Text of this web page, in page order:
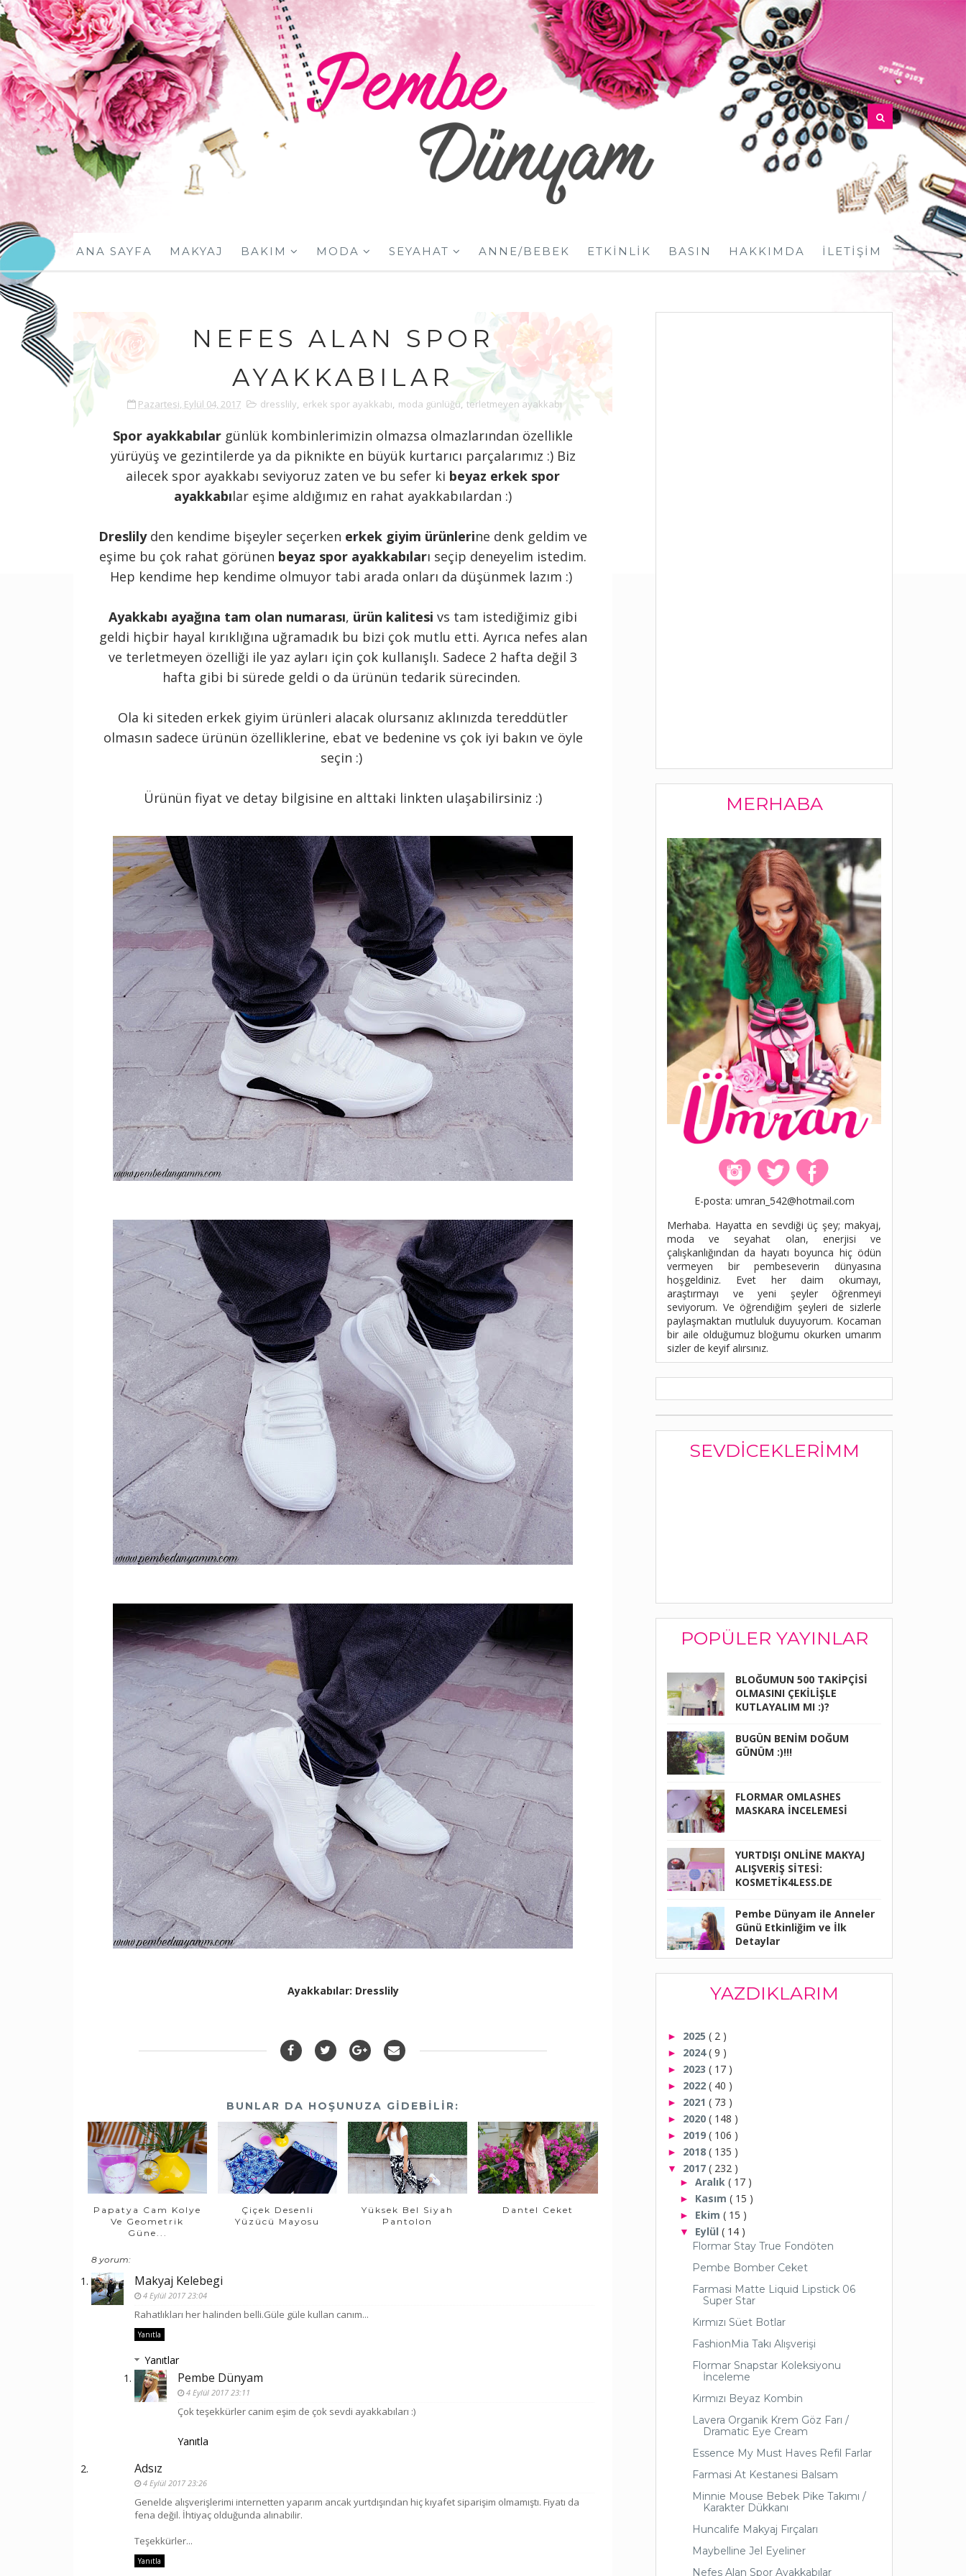
ANA SAYFA MAKYAJ BAKIM MODA SEYAHAT ANNE/BEBEK ETKINLIK BASIN HAKKIMDA İLETIŞIM
NEFES ALAN SPOR
AYAKKABILAR
Pazartesi, Eylül 04, 2017 dresslily, erkek spor ayakkabı, moda günlüğü, terletmeyen ayakkabı
Spor ayakkabılar günlük kombinlerimizin olmazsa olmazlarından özellikle
yürüyüş ve gezintilerde ya da piknikte en büyük kurtarıcı parçalarımız :) Biz
ailecek spor ayakkabı seviyoruz zaten ve bu sefer ki beyaz erkek spor
ayakkabılar eşime aldığımız en rahat ayakkabılardan :)
Dreslilyden kendime bişeyler seçerken erkek giyim ürünlerine denk geldim ve
eşime bu çok rahat görünen beyaz spor ayakkabıları seçip deneyelim istedim.
Hep kendime hep kendime olmuyor tabi arada onları da düşünmek lazım :)
Ayakkabı ayağına tam olan numarası, ürün kalitesi vs tam istediğimiz gibi
geldi hiçbir hayal kırıklığına uğramadık bu bizi çok mutlu etti. Ayrıca nefes alan
ve terletmeyen özelliği ile yaz ayları için çok kullanışlı. Sadece 2 hafta değil 3
hafta gibi bi sürede geldi o da ürünün tedarik sürecinden.
Ola ki siteden erkek giyim ürünleri alacak olursanız aklınızda tereddütler
olmasın sadece ürünün özelliklerine, ebat ve bedenine vs çok iyi bakın ve öyle
seçin :)
Ürünün fiyat ve detay bilgisine en alttaki linkten ulaşabilirsiniz :)
Ayakkabılar: Dresslily
BUNLAR DA HOŞUNUZA GIDEBILIR:
Papatya Cam Kolye
Ve Geometrik
Güne...
Çiçek Desenli
Yüzücü Mayosu
Yüksek Bel Siyah
Pantolon
Dantel Ceket
8 yorum:
Makyaj Kelebegi
4 Eylül 2017 23:04
Rahatlıkları her halinden belli.Güle güle kullan canım...
Yanıtla
Yanıtlar
Pembe Dünyam
4 Eylül 2017 23:11
Çok teşekkürler canim eşim de çok sevdi ayakkabıları :)
Yanıtla
Adsız
4 Eylül 2017 23:26
Genelde alışverişlerimi internetten yaparım ancak yurtdışından hiç kıyafet siparişim olmamıştı. Fiyatı da
fena değil. İhtiyaç olduğunda alınabilir.
Teşekkürler...
Yanıtla
MERHABA
E-posta: umran_542@hotmail.com
Merhaba. Hayatta en sevdiği üç şey; makyaj,
moda ve seyahat olan, enerjisi ve
çalışkanlığından da hayatı boyunca hiç ödün
vermeyen bir pembeseverin dünyasına
hoşgeldiniz. Evet her daim okumayı,
araştırmayı ve yeni şeyler öğrenmeyi
seviyorum. Ve öğrendiğim şeyleri de sizlerle
paylaşmaktan mutluluk duyuyorum. Kocaman
bir aile olduğumuz bloğumu okurken umarım
sizler de keyif alırsınız.
SEVDICEKLERIMM
POPÜLER YAYINLAR
BLOĞUMUN 500 TAKİPÇİSİ
OLMASINI ÇEKİLİŞLE
KUTLAYALIM MI :)?
BUGÜN BENİM DOĞUM
GÜNÜM :)!!!
FLORMAR OMLASHES
MASKARA İNCELEMESİ
YURTDIŞI ONLİNE MAKYAJ
ALIŞVERİŞ SİTESİ:
KOSMETİK4LESS.DE
Pembe Dünyam ile Anneler
Günü Etkinliğim ve İlk
Detaylar
YAZDIKLARIM
► 2025 ( 2 )
► 2024( 9 )
► 2023 ( 17 )
► 2022 ( 40 )
► 2021 ( 73 )
► 2020 ( 148 )
► 2019 ( 106 )
► 2018 ( 135 )
▼ 2017 ( 232 )
► Aralık ( 17 )
► Kasım ( 15 )
► Ekim ( 15 )
▼ Eylül ( 14 )
Flormar Stay True Fondöten
Pembe Bomber Ceket
Farmasi Matte Liquid Lipstick 06
Super Star
Kırmızı Süet Botlar
FashionMia Takı Alışverişi
Flormar Snapstar Koleksiyonu
İnceleme
Kırmızı Beyaz Kombin
Lavera Organik Krem Göz Farı /
Dramatic Eye Cream
Essence My Must Haves Refil Farlar
Farmasi At Kestanesi Balsam
Minnie Mouse Bebek Pike Takımı /
Karakter Dükkanı
Huncalife Makyaj Fırçaları
Maybelline Jel Eyeliner
Nefes Alan Spor Ayakkabılar